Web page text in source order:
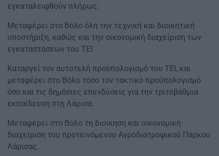
εγκαταλειφθούν πλήρως.
Μεταφέρει στο Βόλο όλη την τεχνική και διοικητική
υποστήριξη, καθώς και την οικονομική διαχείριση των
εγκαταστάσεων του ΤΕΙ.
Καταργεί τον αυτοτελή προϋπολογισμό του ΤΕΙ, και
μεταφέρει στο Βόλο τόσο τον τακτικό προϋπολογισμό
όσο και τις δημόσιες επενδύσεις για την τριτοβάθμια
εκπαίδευση στη Λάρισα.
Μεταφέρει στο Βόλο τη διοίκηση και οικονομική
διαχείριση του προτεινόμενου Αγροδιατροφικού Πάρκου
Λάρισας.